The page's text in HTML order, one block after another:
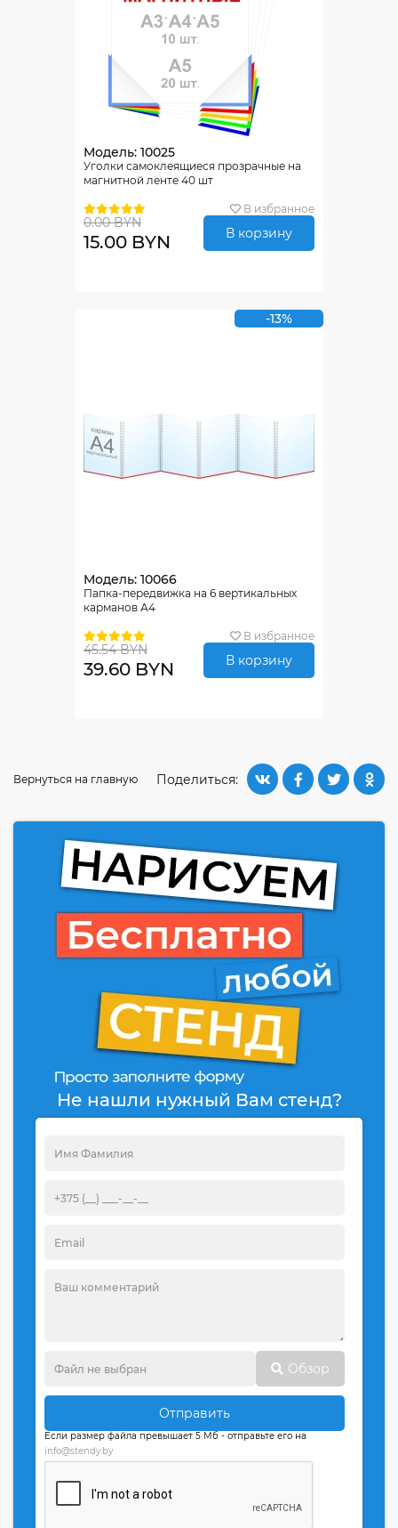
Модель: 10025
Уголки самоклеящиеся прозрачные на
магнитной ленте 40 шт
В избранное
0.00 BYN
15.00 BYN В корзину
-13%
Модель: 10066
Папка-передвижка на 6 вертикальных
карманов А4
В избранное
45.54 BYN
39.60 BYN В корзину
Поделиться:
Вернуться на главную
Не нашли нужный Вам стенд?
Обзор
Отправить
Если размер файла превышает 5 Мб - отправьте его на
info@stendy.by